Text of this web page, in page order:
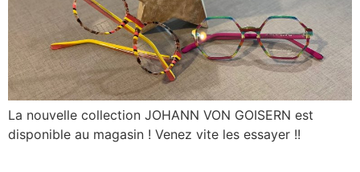
La nouvelle collection JOHANN VON GOISERN est
disponible au magasin ! Venez vite les essayer !!